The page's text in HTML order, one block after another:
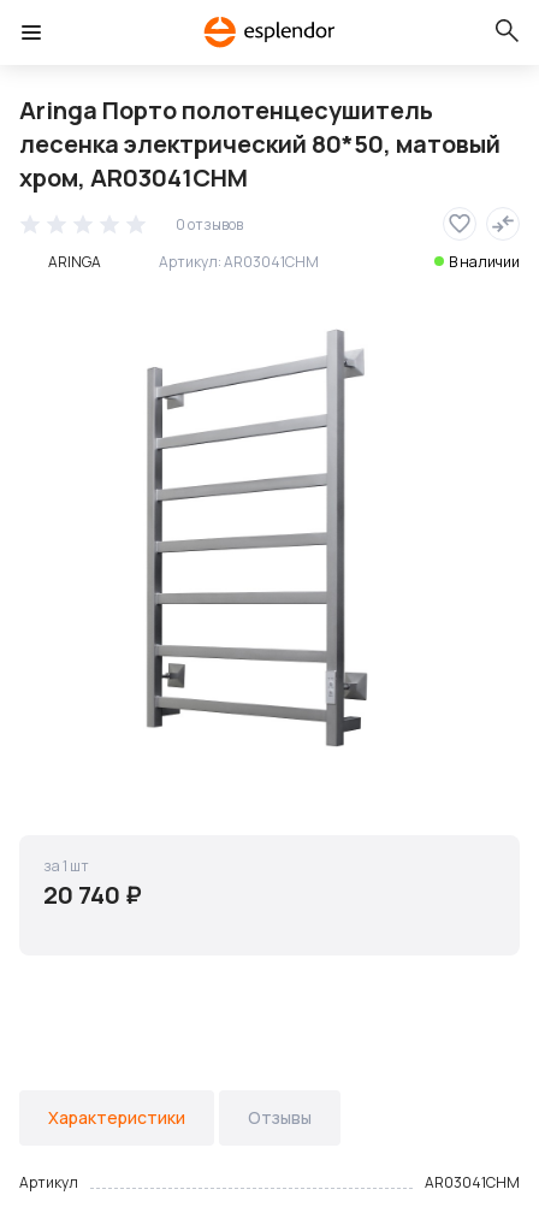
Aringa Порто полотенцесушитель
лесенка электрический 80*50, матовый
хром, AR03041CHM
0 отзывов
ARINGA
Артикул:AR03041CHM В наличии
20 740 ₽
за 1 шт
Характеристики Отзывы
Артикул
AR03041CHM